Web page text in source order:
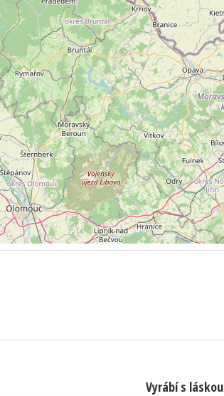
Vyrábí s láskou